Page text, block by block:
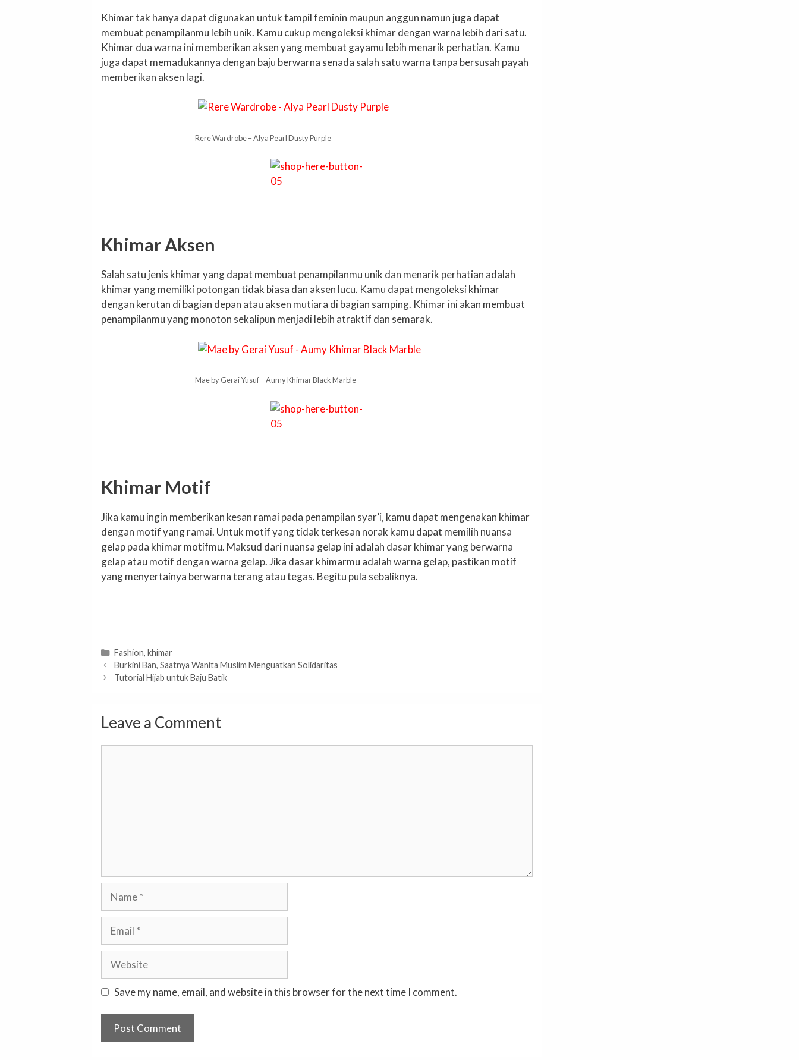
Khimar tak hanya dapat digunakan untuk tampil feminin maupun anggun namun juga dapat
membuat penampilanmu lebih unik. Kamu cukup mengoleksi khimar dengan warna lebih dari satu.
Khimar dua warna ini memberikan aksen yang membuat gayamu lebih menarik perhatian. Kamu
juga dapat memadukannya dengan baju berwarna senada salah satu warna tanpa bersusah payah
memberikan aksen lagi.
Rere Wardrobe – Alya Pearl Dusty Purple
Khimar Aksen
Salah satu jenis khimar yang dapat membuat penampilanmu unik dan menarik perhatian adalah
khimar yang memiliki potongan tidak biasa dan aksen lucu. Kamu dapat mengoleksi khimar
dengan kerutan di bagian depan atau aksen mutiara di bagian samping. Khimar ini akan membuat
penampilanmu yang monoton sekalipun menjadi lebih atraktif dan semarak.
Mae by Gerai Yusuf – Aumy Khimar Black Marble
Khimar Motif
Jika kamu ingin memberikan kesan ramai pada penampilan syar’i, kamu dapat mengenakan khimar
dengan motif yang ramai. Untuk motif yang tidak terkesan norak kamu dapat memilih nuansa
gelap pada khimar motifmu. Maksud dari nuansa gelap ini adalah dasar khimar yang berwarna
gelap atau motif dengan warna gelap. Jika dasar khimarmu adalah warna gelap, pastikan motif
yang menyertainya berwarna terang atau tegas. Begitu pula sebaliknya.
Categories
Fashion, khimar
Burkini Ban, Saatnya Wanita Muslim Menguatkan Solidaritas
Tutorial Hijab untuk Baju Batik
Leave a Comment
Save my name, email, and website in this browser for the next time I comment.